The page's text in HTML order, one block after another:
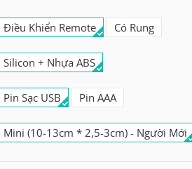
Điều Khiển Remote Có Rung
Silicon + Nhựa ABS
Pin Sạc USB Pin AAA
Mini (10-13cm * 2,5-3cm) - Người Mới